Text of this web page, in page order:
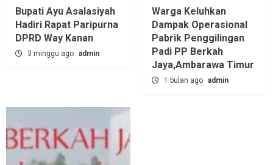
Bupati Ayu Asalasiyah
Hadiri Rapat Paripurna
DPRD Way Kanan
3 minggu ago admin
Warga Keluhkan
Dampak Operasional
Pabrik Penggilingan
Padi PP Berkah
Jaya,‎Ambarawa Timur
1 bulan ago admin